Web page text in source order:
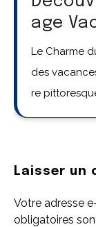
age
Le Charme
des
re
Laisser un
Votre adresse
obligatoires